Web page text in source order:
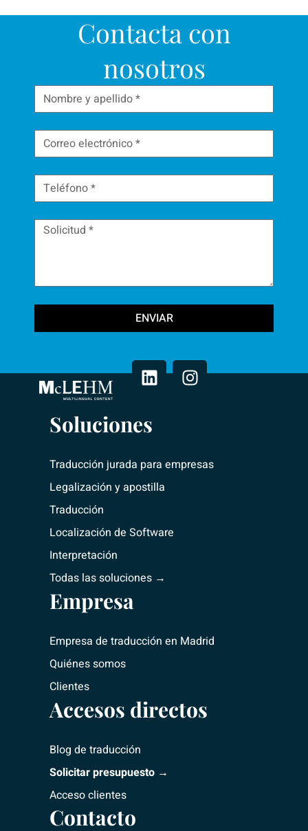
Contacta con
nosotros
ENVIAR
i
n
e
d
n
n
s
a
Soluciones
Traducción jurada para empresas
Legalización y apostilla
Traducción
Localización de Software
Interpretación
Todas las soluciones →
Empresa
Empresa de traducción en Madrid
Quiénes somos
Clientes
Accesos directos
Blog de traducción
Solicitar presupuesto →
Acceso clientes
Contacto